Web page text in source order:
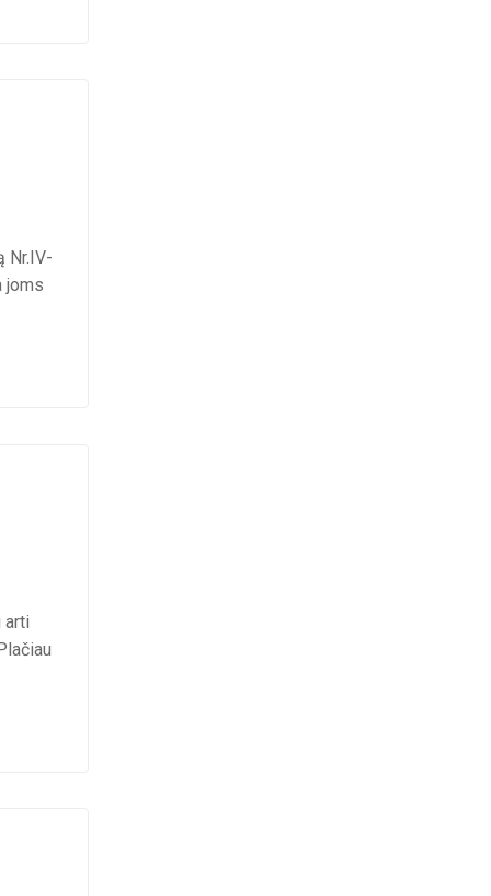
Nr.IV-
joms
arti